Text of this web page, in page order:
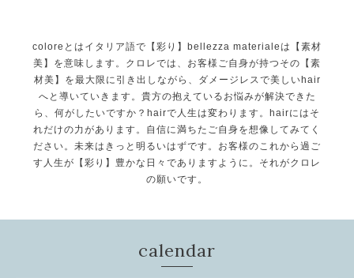
coloreとはイタリア語で【彩り】bellezza materialeは【素材
美】を意味します。クロレでは、お客様ご自身が持つその【素
材美】を最大限に引き出しながら、ダメージレスで美しいhair
へと導いていきます。貴方の抱えているお悩みが解決できた
ら、何がしたいですか？hairで人生は変わります。hairにはそ
れだけの力があります。自信に満ちたご自身を想像してみてく
ださい。未来はきっと明るいはずです。お客様のこれから過ご
す人生が【彩り】豊かな日々でありますように。それがクロレ
の願いです。
calendar